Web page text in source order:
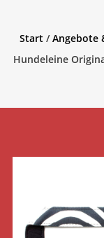
Start/Angebote
Hundeleine